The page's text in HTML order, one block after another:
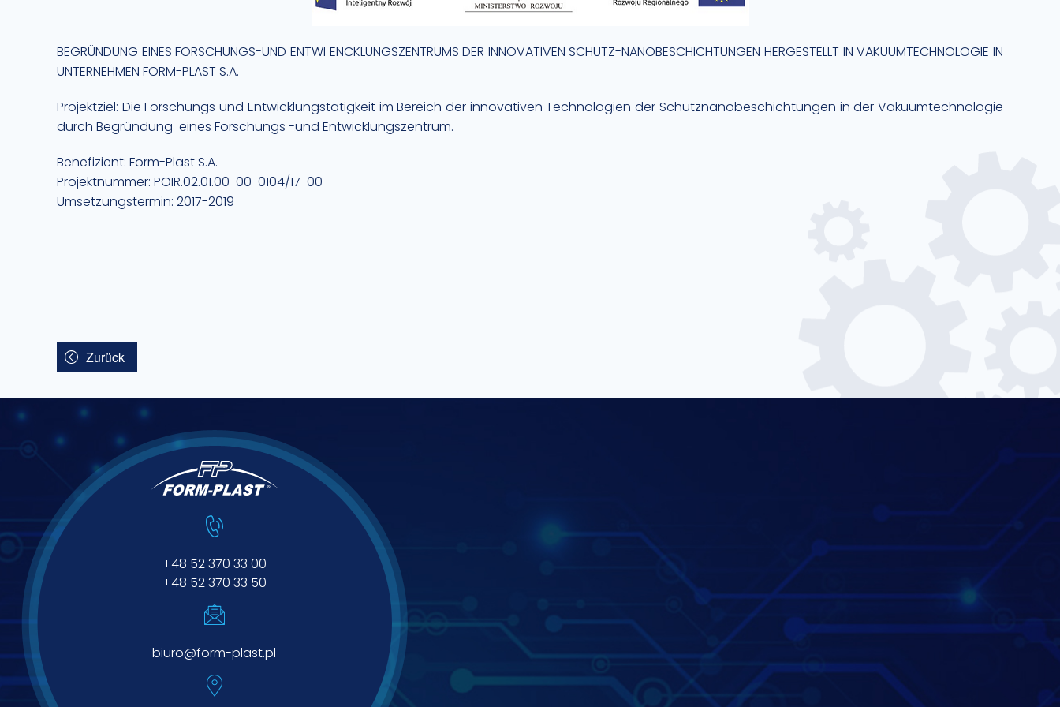
BEGRÜNDUNG EINES FORSCHUNGS-UND ENTWI ENCKLUNGSZENTRUMS DER INNOVATIVEN SCHUTZ-NANOBESCHICHTUNGEN HERGESTELLT IN VAKUUMTECHNOLOGIE IN
UNTERNEHMEN FORM-PLAST S.A.
Projektziel: Die Forschungs und Entwicklungstätigkeit im Bereich der innovativen Technologien der Schutznanobeschichtungen in der Vakuumtechnologie
durch Begründung eines Forschungs -und Entwicklungszentrum.
Benefizient: Form-Plast S.A.
Projektnummer: POIR.02.01.00-00-0104/17-00
Umsetzungstermin: 2017-2019
Zurück
+48 52 370 33 00
+48 52 370 33 50
biuro@form-plast.pl